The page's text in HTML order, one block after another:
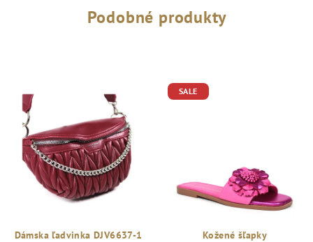
Podobné produkty
Dámska ľadvinka DJV6637-1
SALE
Kožené šľapky